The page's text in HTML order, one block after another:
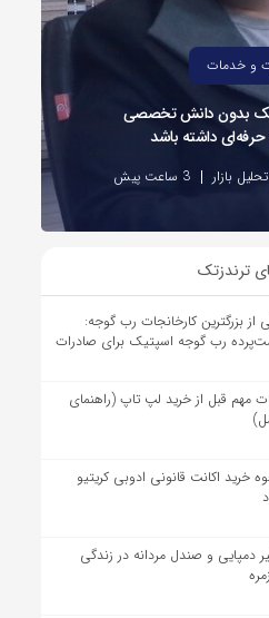
و خدمات
بدون دانش تخصصی
حرفه‌ای داشته باشد
بازار 3 ساعت پیش
ترندزتک
از بزرگترین کارخانجات رب گوجه:
رب گوجه اسپتیک برای صادرات
مهم قبل از خرید لپ تاپ (راهنمای
خرید اکانت قانونی ادوبی کریتیو
دمپایی و صندل مردانه در زندگی